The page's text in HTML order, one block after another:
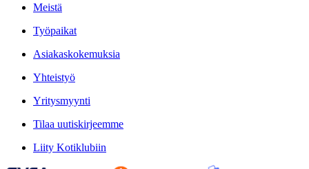
Meistä
Työpaikat
Asiakaskokemuksia
Yhteistyö
Yritysmyynti
Tilaa uutiskirjeemme
Liity Kotiklubiin